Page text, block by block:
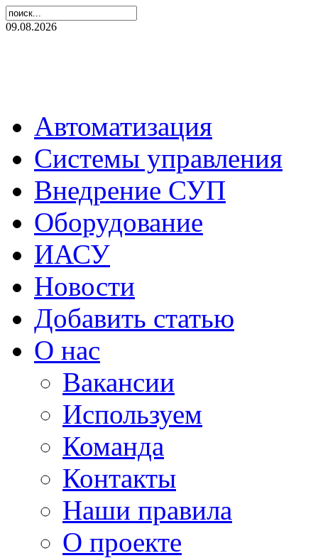
09.08.2026
Автоматизация
Системы управления
Внедрение СУП
Оборудование
ИАСУ
Новости
Добавить статью
О нас
Вакансии
Используем
Команда
Контакты
Наши правила
О проекте